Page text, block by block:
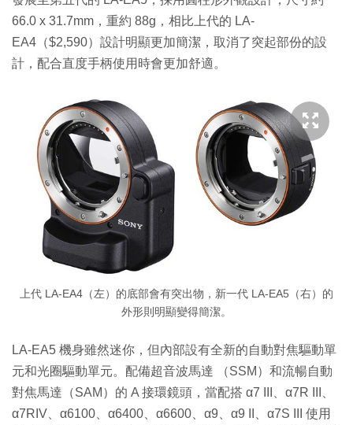
66.0 x 31.7mm，重約 88g，相比上代的 LA-
EA4（$2,590）設計明顯更加簡潔，取消了突起部份的設
計，配合直度手柄使用時會更加舒適。
上代 LA-EA4（左）的底部會有突出物，新一代 LA-EA5（右）的
外形則明顯變得簡潔。
LA-EA5 機身雖然迷你，但內部設有全新的自動對焦驅動單
元和光圈驅動單元。配備超音波馬達 （SSM）和流暢自動
對焦馬達（SAM）的 A 接環鏡頭，當配搭 α7 III、α7R III、
α7RIV、α6100、α6400、α6600、α9、α9 II、α7S III 使用